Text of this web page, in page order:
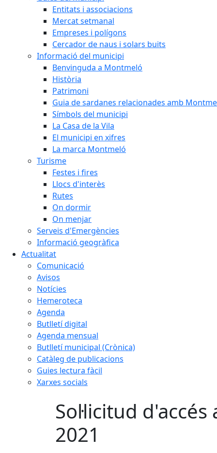
Entitats i associacions
Mercat setmanal
Empreses i polígons
Cercador de naus i solars buits
Informació del municipi
Benvinguda a Montmeló
Història
Patrimoni
Guia de sardanes relacionades amb
Símbols del municipi
La Casa de la Vila
El municipi en xifres
La marca Montmeló
Turisme
Festes i fires
Llocs d'interès
Rutes
On dormir
On menjar
Serveis d'Emergències
Informació geogràfica
Actualitat
Comunicació
Avisos
Notícies
Hemeroteca
Agenda
Butlletí digital
Agenda mensual
Butlletí municipal (Crònica)
Catàleg de publicacions
Guies lectura fàcil
Xarxes socials
Sol·licitud
2021